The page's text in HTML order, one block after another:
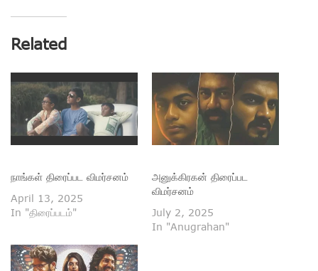
Related
நாங்கள் திரைப்பட விமர்சனம்
April 13, 2025
In "திரைப்படம்"
அனுக்கிரகன் திரைப்பட
விமர்சனம்
July 2, 2025
In "Anugrahan"